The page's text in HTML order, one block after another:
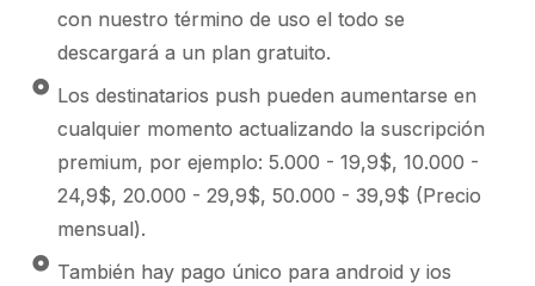
con nuestro término de uso el todo se
descargará a un plan gratuito.
Los destinatarios push pueden aumentarse en
cualquier momento actualizando la suscripción
premium, por ejemplo: 5.000 - 19,9$, 10.000 -
24,9$, 20.000 - 29,9$, 50.000 - 39,9$ (Precio
mensual).
También hay pago único para android y ios